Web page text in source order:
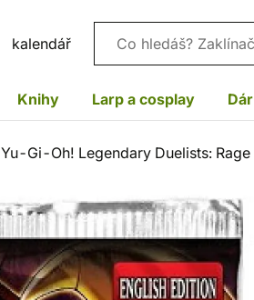
kalendář Vyhledávání
Knihy Larp a cosplay
Yu-Gi-Oh! Legendary Duelists: Rage